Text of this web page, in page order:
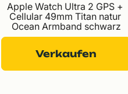
Apple Watch Ultra 2 GPS +
Cellular 49mm Titan natur
Ocean Armband schwarz
Verkaufen